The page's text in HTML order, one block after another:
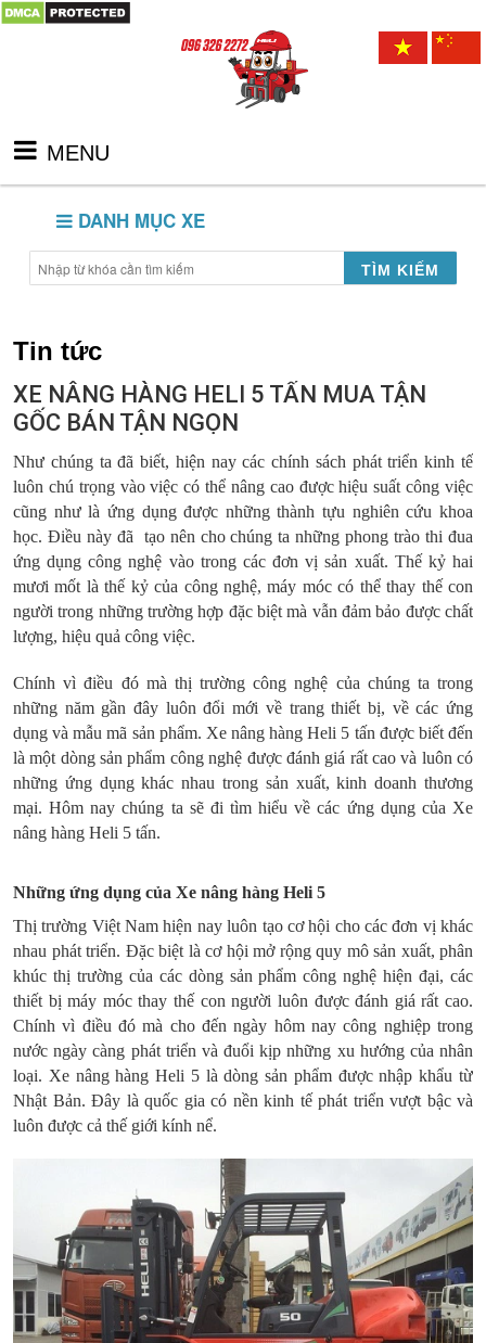
MENU
DANH MỤC XE
TÌM KIẾM
Tin tức
XE NÂNG HÀNG HELI 5 TẤN MUA TẬN
GỐC BÁN TẬN NGỌN
Như chúng ta đã biết, hiện nay các chính sách phát triển kinh tế
luôn chú trọng vào việc có thể nâng cao được hiệu suất công việc
cũng như là ứng dụng được những thành tựu nghiên cứu khoa
học. Điều này đã tạo nên cho chúng ta những phong trào thi đua
ứng dụng công nghệ vào trong các đơn vị sản xuất. Thế kỷ hai
mươi mốt là thế kỷ của công nghệ, máy móc có thể thay thế con
người trong những trường hợp đặc biệt mà vẫn đảm bảo được chất
lượng, hiệu quả công việc.
Chính vì điều đó mà thị trường công nghệ của chúng ta trong
những năm gần đây luôn đổi mới về trang thiết bị, về các ứng
dụng và mẫu mã sản phẩm. Xe nâng hàng Heli 5 tấn được biết đến
là một dòng sản phẩm công nghệ được đánh giá rất cao và luôn có
những ứng dụng khác nhau trong sản xuất, kinh doanh thương
mại. Hôm nay chúng ta sẽ đi tìm hiểu về các ứng dụng của Xe
nâng hàng Heli 5 tấn.
Những ứng dụng của Xe nâng hàng Heli 5
Thị trường Việt Nam hiện nay luôn tạo cơ hội cho các đơn vị khác
nhau phát triển. Đặc biệt là cơ hội mở rộng quy mô sản xuất, phân
khúc thị trường của các dòng sản phẩm công nghệ hiện đại, các
thiết bị máy móc thay thế con người luôn được đánh giá rất cao.
Chính vì điều đó mà cho đến ngày hôm nay công nghiệp trong
nước ngày càng phát triển và đuổi kịp những xu hướng của nhân
loại. Xe nâng hàng Heli 5 là dòng sản phẩm được nhập khẩu từ
Nhật Bản. Đây là quốc gia có nền kinh tế phát triển vượt bậc và
luôn được cả thế giới kính nể.